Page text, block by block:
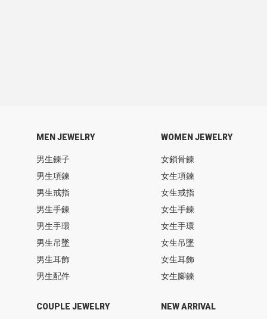
MEN JEWELRY
男生鍊子
男生項鍊
男生戒指
男生手鍊
男生手環
男生吊墜
男生耳飾
男生配件
WOMEN JEWELRY
女鎖骨鍊
女生項鍊
女生戒指
女生手鍊
女生手環
女生吊墜
女生耳飾
女生腳鍊
COUPLE JEWELRY NEW ARRIVAL